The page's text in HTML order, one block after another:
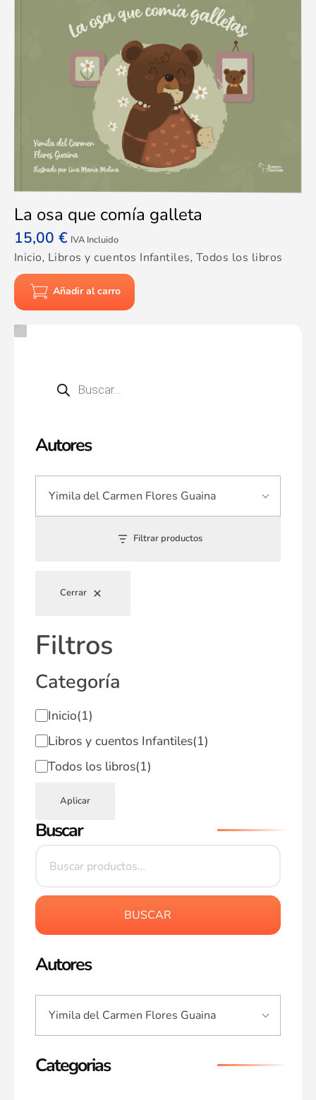
Autores
Filtrar productos
Cerrar
Filtros
Categoría
Inicio(1)
Libros y cuentos Infantiles(1)
Todos los libros(1)
Aplicar
Buscar
BUSCAR
Autores
Categorias
La osa que comía galleta
15,00 € IVA Incluido
Inicio, Libros y cuentos Infantiles, Todos los libros
Añadir al carro